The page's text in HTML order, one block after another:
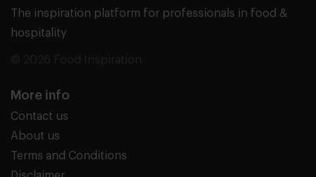
The inspiration platform for professionals in food &
hospitality
More info
Contact us
About us
Terms and Conditions